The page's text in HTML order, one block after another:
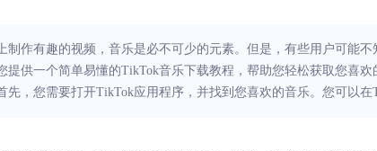
制作有趣的视频，音乐是必不可少的元素。但是，有些用户可能
提供一个简单易懂的TikTok音乐下载教程，帮助您轻松获取您喜
先，您需要打开TikTok应用程序，并找到您喜欢的音乐。您可以